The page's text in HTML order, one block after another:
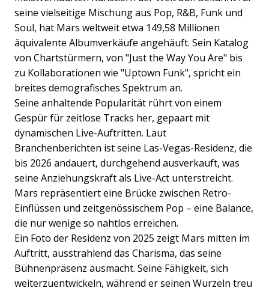
seine vielseitige Mischung aus Pop, R&B, Funk und
Soul, hat Mars weltweit etwa 149,58 Millionen
äquivalente Albumverkäufe angehäuft. Sein Katalog
von Chartstürmern, von "Just the Way You Are" bis
zu Kollaborationen wie "Uptown Funk", spricht ein
breites demografisches Spektrum an.
Seine anhaltende Popularität rührt von einem
Gespür für zeitlose Tracks her, gepaart mit
dynamischen Live-Auftritten. Laut
Branchenberichten ist seine Las-Vegas-Residenz, die
bis 2026 andauert, durchgehend ausverkauft, was
seine Anziehungskraft als Live-Act unterstreicht.
Mars repräsentiert eine Brücke zwischen Retro-
Einflüssen und zeitgenössischem Pop – eine Balance,
die nur wenige so nahtlos erreichen.
Ein Foto der Residenz von 2025 zeigt Mars mitten im
Auftritt, ausstrahlend das Charisma, das seine
Bühnenpräsenz ausmacht. Seine Fähigkeit, sich
weiterzuentwickeln, während er seinen Wurzeln treu